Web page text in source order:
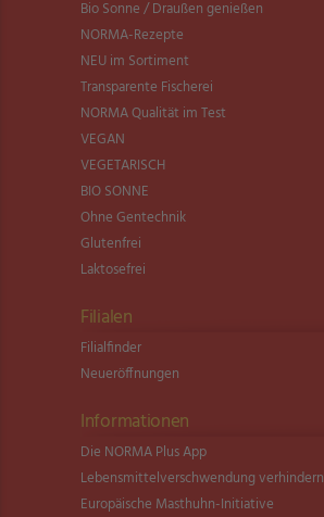
Bio Sonne / Draußen genießen
NORMA-Rezepte
NEU im Sortiment
Transparente Fischerei
NORMA Qualität im Test
VEGAN
VEGETARISCH
BIO SONNE
Ohne Gentechnik
Glutenfrei
Laktosefrei
Filialen
Filialfinder
Neueröffnungen
Informationen
Die NORMA Plus App
Lebensmittel­verschwendung verhindern
Europäische Masthuhn-Initiative